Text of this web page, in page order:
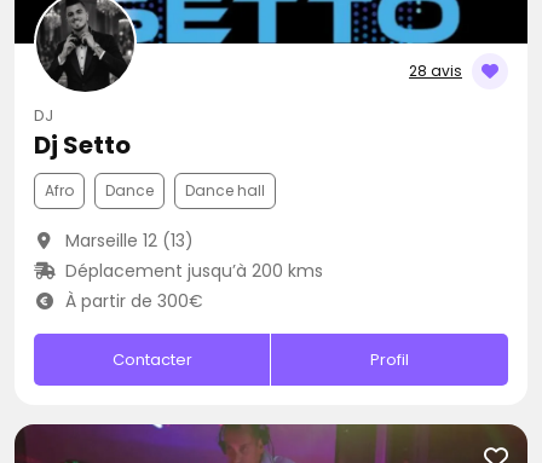
28 avis
DJ
Dj Setto
Afro Dance Dance hall
Marseille 12 (13)
Déplacement jusqu’à 200 kms
À partir de 300€
Contacter Profil